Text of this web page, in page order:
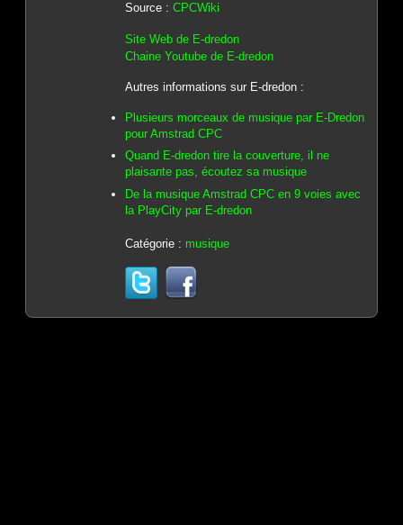
Source : CPCWiki
Site Web de E-dredon
Chaine Youtube de E-dredon
Autres informations sur E-dredon :
Plusieurs morceaux de musique par E-Dredon
pour Amstrad CPC
Quand E-dredon tire la couverture, il ne
plaisante pas, écoutez sa musique
De la musique Amstrad CPC en 9 voies avec
la PlayCity par E-dredon
Catégorie : musique